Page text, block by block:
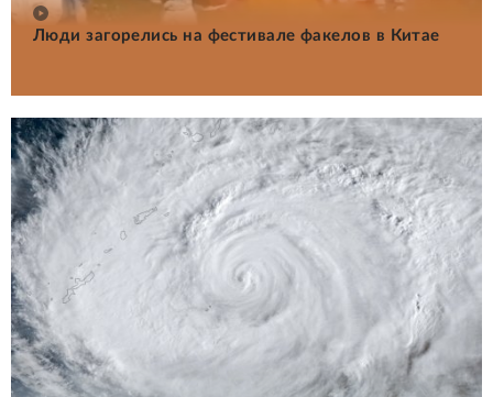
Люди загорелись на фестивале факелов в Китае